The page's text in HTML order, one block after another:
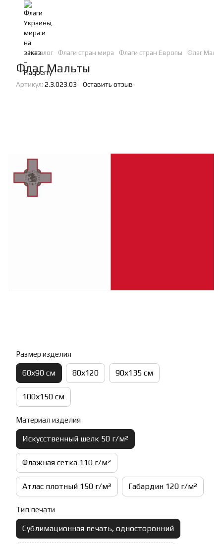
Каталог Флаги стран мира Флаги стран Европы Флаг
Флаг Мальты
Артикул: 2.3.023.03 Оставить отзыв
Размер изделия
60х90 см 80х120 90х135 см
100х150 см
Материал изделия
Искусственный шелк 50 г/м²
Флажная сетка 110 г/м²
Атлас плотный 150 г/м² Габардин 120 г/м²
Тип печати
Сублимационная печать, односторонний